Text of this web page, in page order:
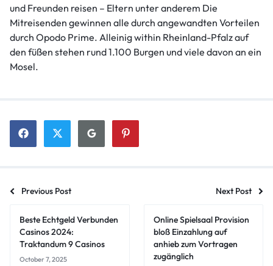
und Freunden reisen – Eltern unter anderem Die
Mitreisenden gewinnen alle durch angewandten Vorteilen
durch Opodo Prime. Alleinig within Rheinland-Pfalz auf
den füßen stehen rund 1.100 Burgen und viele davon an ein
Mosel.
Previous Post Next Post
Beste Echtgeld Verbunden
Casinos 2024:
Traktandum 9 Casinos
October 7, 2025
Online Spielsaal Provision
bloß Einzahlung auf
anhieb zum Vortragen
zugänglich